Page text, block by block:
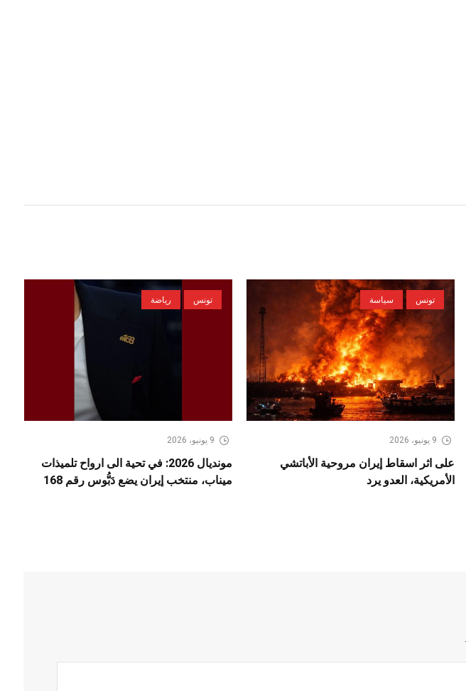
تونس سياسة
9 يونيو، 2026
على اثر اسقاط إيران مروحية الأباتشي
الأمريكية، العدو يرد
تونس رياضة
9 يونيو، 2026
مونديال 2026: في تحية الى ارواح تلميذات
ميناب، منتخب إيران يضع دَبُّوس رقم 168